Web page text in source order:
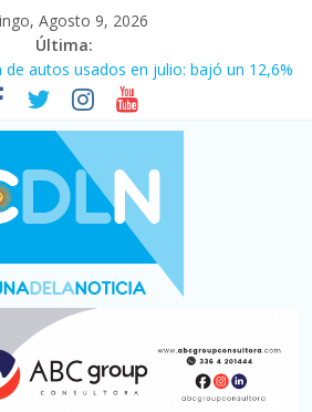
Agosto 9, 2026
Última:
de autos usados en julio: bajó un 12,6%
de Coudet en el Monumental
nivel más alto en dos décadas y ya
en Santa Fe
cerraron 41.000 kioscos: el sector
2001
más movimiento y consumo
personas viajaron por el país, un 5,9%